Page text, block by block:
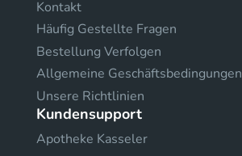
Kontakt
Häufig Gestellte Fragen
Bestellung Verfolgen
Allgemeine Geschäftsbedingungen
Unsere Richtlinien
Kundensupport
Apotheke Kasseler